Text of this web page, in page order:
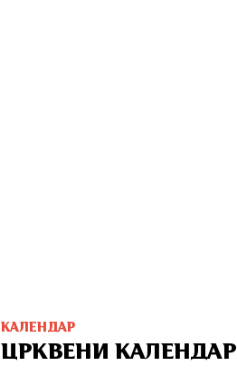
КАЛЕНДАР
ЦРКВЕНИ КАЛЕНДАР